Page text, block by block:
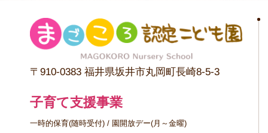
〒910-0383 福井県坂井市丸岡町長崎8-5-3
子育て支援事業
一時的保育(随時受付) / 園開放デー(月～金曜)